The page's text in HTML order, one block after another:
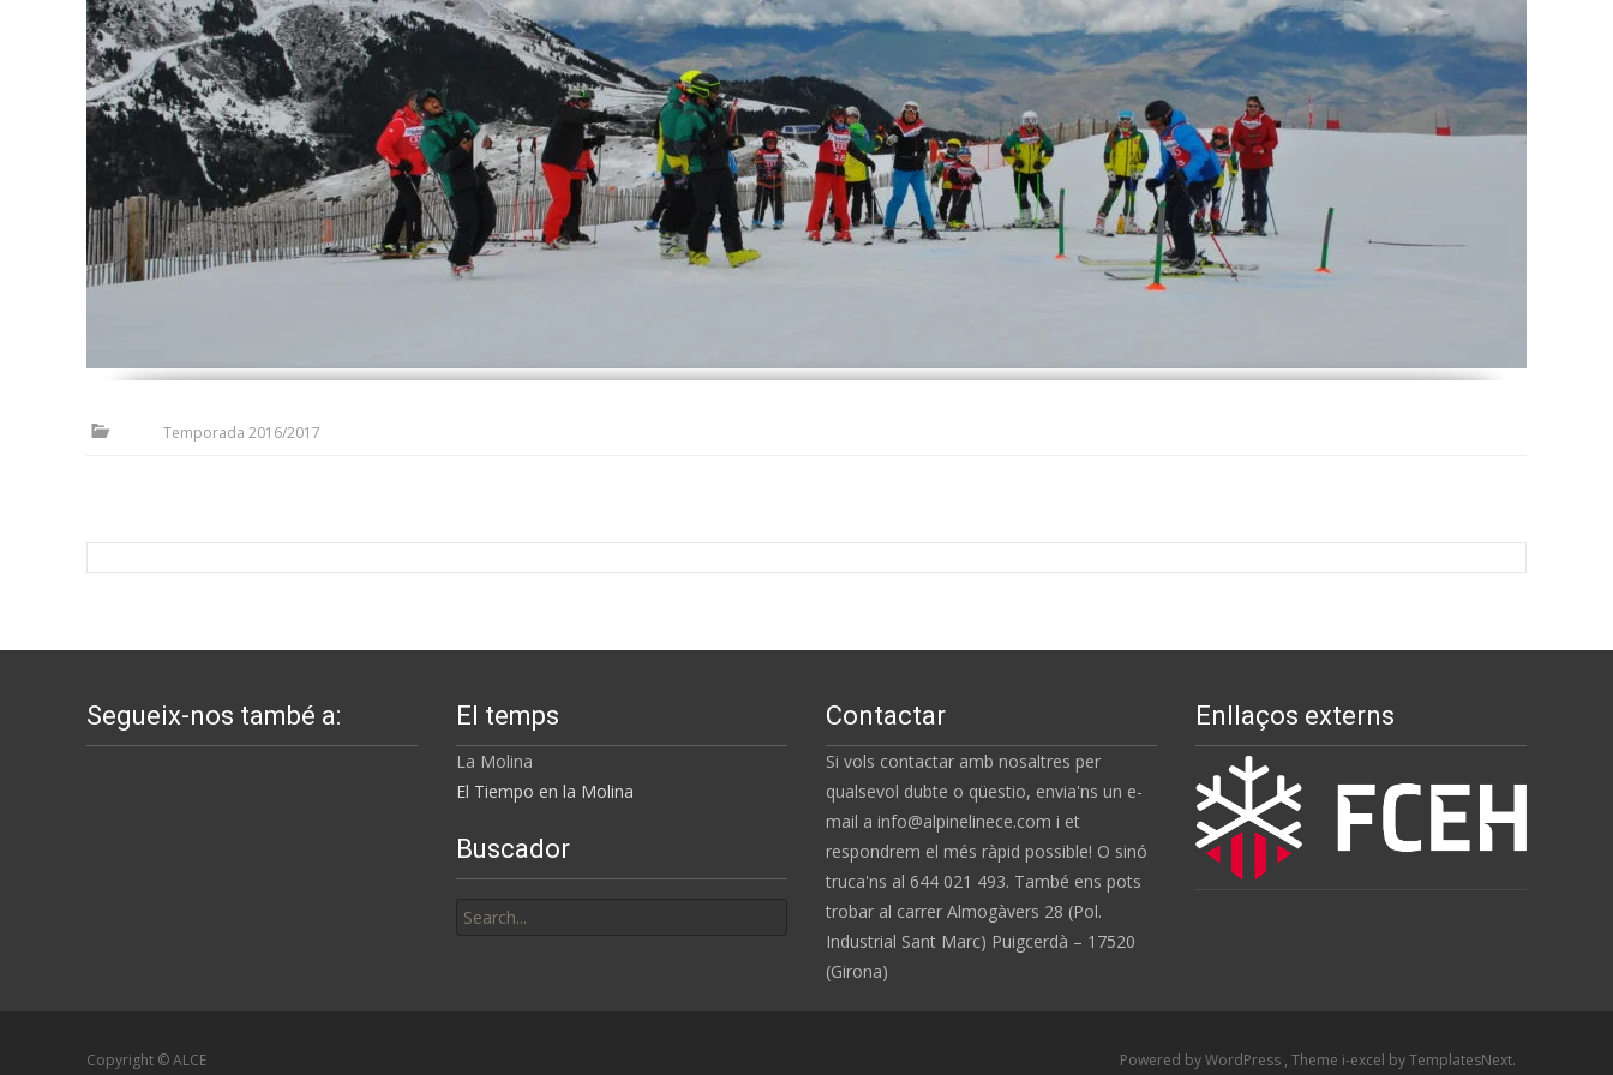
Temporada 2016/2017
Segueix-nos també a: El temps
La Molina
El Tiempo en la Molina
Contactar
Si vols contactar amb nosaltres per
qualsevol dubte o qüestio, envia'ns un e-
mail a info@alpinelinece.com i et
respondrem el més ràpid possible! O sinó
truca'ns al 644 021 493. També ens pots
trobar al carrer Almogàvers 28 (Pol.
Industrial Sant Marc) Puigcerdà – 17520
(Girona)
Enllaços externs
Buscador
for:
Copyright © ALCE Powered by WordPress , Theme i-excel by TemplatesNext.